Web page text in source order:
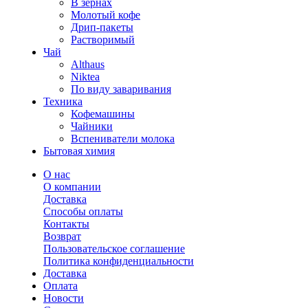
В зернах
Молотый кофе
Дрип-пакеты
Растворимый
Чай
Althaus
Niktea
По виду заваривания
Техника
Кофемашины
Чайники
Вспениватели молока
Бытовая химия
О нас
О компании
Доставка
Способы оплаты
Контакты
Возврат
Пользовательское соглашение
Политика конфиденциальности
Доставка
Оплата
Новости